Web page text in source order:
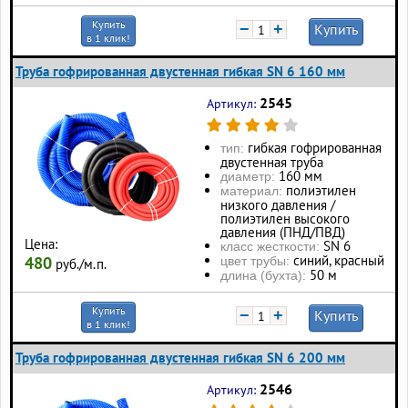
Купить
в 1 клик!
− + Купить
Труба гофрированная двустенная гибкая SN 6 160 мм
Цена:
480 руб./м.п.
Артикул: 2545
тип: гибкая гофрированная
двустенная труба
диаметр: 160 мм
материал: полиэтилен
низкого давления /
полиэтилен высокого
давления (ПНД/ПВД)
класс жесткости: SN 6
цвет трубы: синий, красный
длина (бухта): 50 м
Купить
в 1 клик!
− + Купить
Труба гофрированная двустенная гибкая SN 6 200 мм
Артикул: 2546